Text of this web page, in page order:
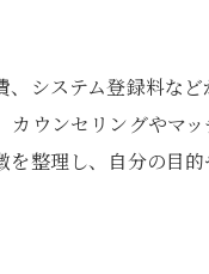
システム登録料など
ウンセリングやマ
整理し、自分の目